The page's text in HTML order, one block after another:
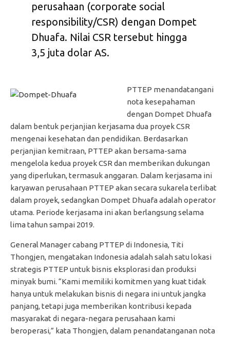
perusahaan (corporate social
responsibility/CSR) dengan Dompet
Dhuafa. Nilai CSR tersebut hingga
3,5 juta dolar AS.
PTTEP menandatangani
nota kesepahaman
dengan Dompet Dhuafa
dalam bentuk perjanjian kerjasama dua proyek CSR
mengenai kesehatan dan pendidikan. Berdasarkan
perjanjian kemitraan, PTTEP akan bersama-sama
mengelola kedua proyek CSR dan memberikan dukungan
yang diperlukan, termasuk anggaran. Dalam kerjasama ini
karyawan perusahaan PTTEP akan secara sukarela terlibat
dalam proyek, sedangkan Dompet Dhuafa adalah operator
utama. Periode kerjasama ini akan berlangsung selama
lima tahun sampai 2019.
General Manager cabang PTTEP di Indonesia, Titi
Thongjen, mengatakan Indonesia adalah salah satu lokasi
strategis PTTEP untuk bisnis eksplorasi dan produksi
minyak bumi. “Kami memiliki komitmen yang kuat tidak
hanya untuk melakukan bisnis di negara ini untuk jangka
panjang, tetapi juga memberikan kontribusi kepada
masyarakat di negara-negara perusahaan kami
beroperasi,” kata Thongjen, dalam penandatanganan nota